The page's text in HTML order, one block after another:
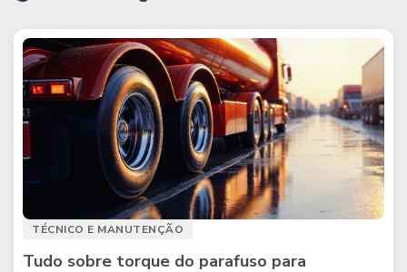
TÉCNICO E MANUTENÇÃO
Tudo sobre torque do parafuso para